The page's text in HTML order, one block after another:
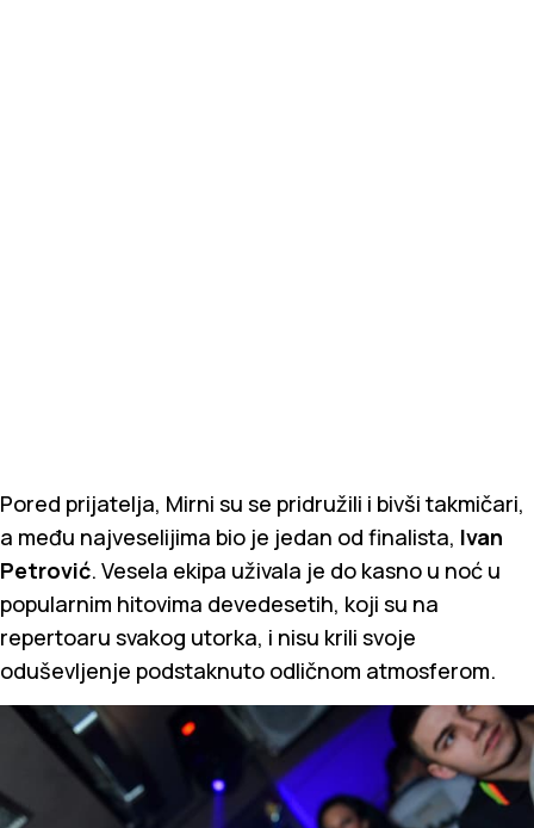
Pored prijatelja, Mirni su se pridružili i bivši takmičari,
a među najveselijima bio je jedan od finalista, Ivan
Petrović. Vesela ekipa uživala je do kasno u noć u
popularnim hitovima devedesetih, koji su na
repertoaru svakog utorka, i nisu krili svoje
oduševljenje podstaknuto odličnom atmosferom.